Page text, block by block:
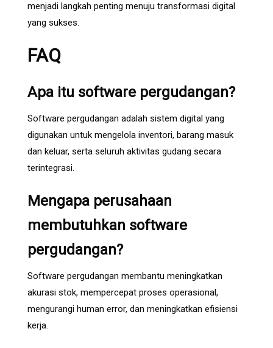
menjadi langkah penting menuju transformasi digital
yang sukses.
FAQ
Apa itu software pergudangan?
Software pergudangan adalah sistem digital yang
digunakan untuk mengelola inventori, barang masuk
dan keluar, serta seluruh aktivitas gudang secara
terintegrasi.
Mengapa perusahaan
membutuhkan software
pergudangan?
Software pergudangan membantu meningkatkan
akurasi stok, mempercepat proses operasional,
mengurangi human error, dan meningkatkan efisiensi
kerja.